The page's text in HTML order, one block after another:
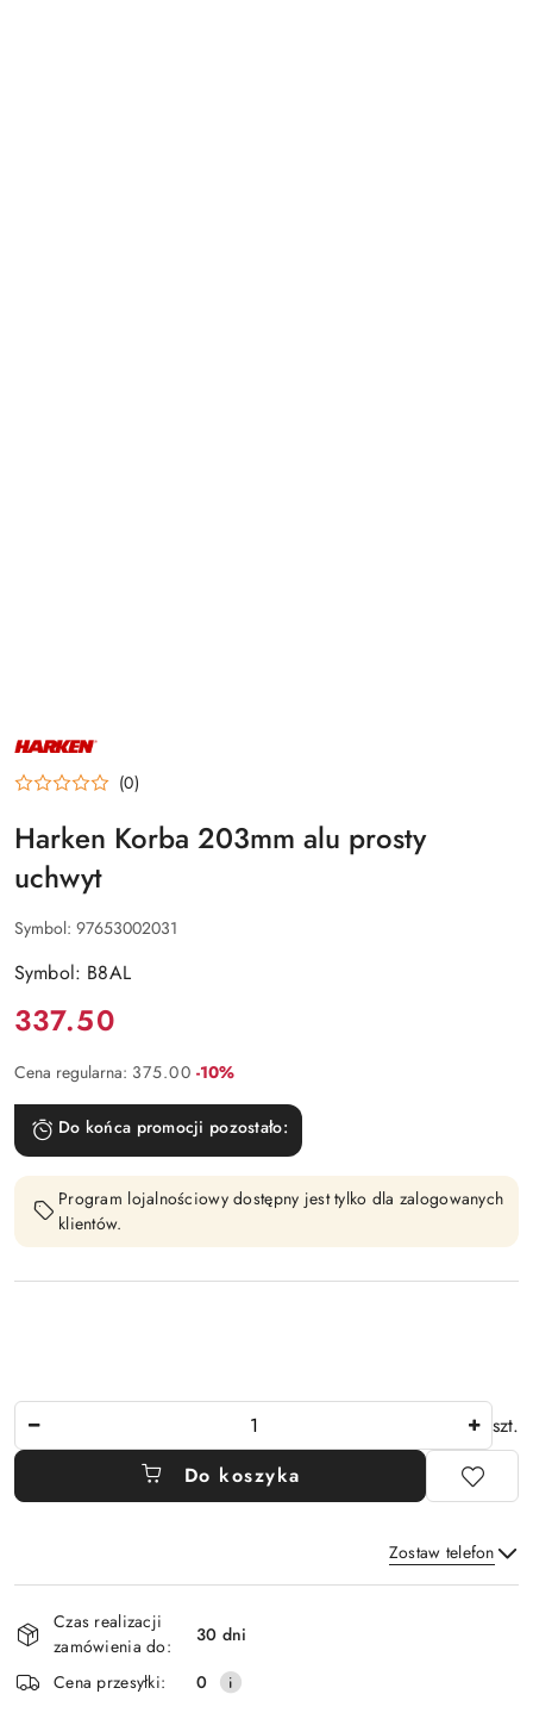
NAZWA
PRODUCENTA:
HARKEN (0)
Harken Korba 203mm alu prosty
uchwyt
Symbol: 97653002031
Symbol: B8AL
Cena:
337.50
Cena regularna: 375.00 Rabat:
-10%
Do końca promocji pozostało:
Program lojalnościowy dostępny jest tylko dla zalogowanych
klientów.
szt.
Do koszyka
Zostaw telefon
i
dostawa
Czas realizacji
zamówienia do:
30 dni
Cena przesyłki:
0